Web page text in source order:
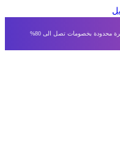
بخصومات تصل الى 80%